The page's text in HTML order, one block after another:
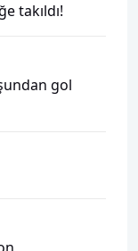
takıldı!
gol